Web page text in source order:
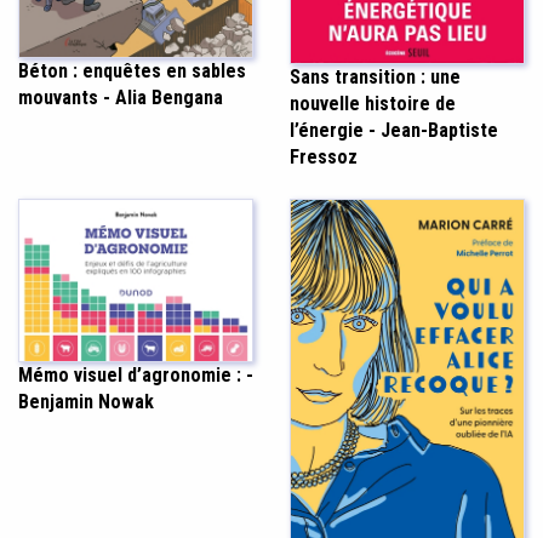
Béton : enquêtes en sables
mouvants - Alia Bengana
Sans transition : une
nouvelle histoire de
l’énergie - Jean-Baptiste
Fressoz
Mémo visuel d’agronomie : -
Benjamin Nowak